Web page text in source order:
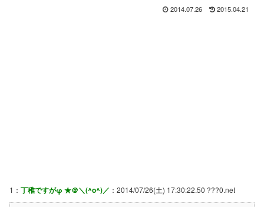
2014.07.26 2015.04.21
1： 丁稚ですがφ ★＠＼(^o^)／ ：2014/07/26(土) 17:30:22.50 ???0.net